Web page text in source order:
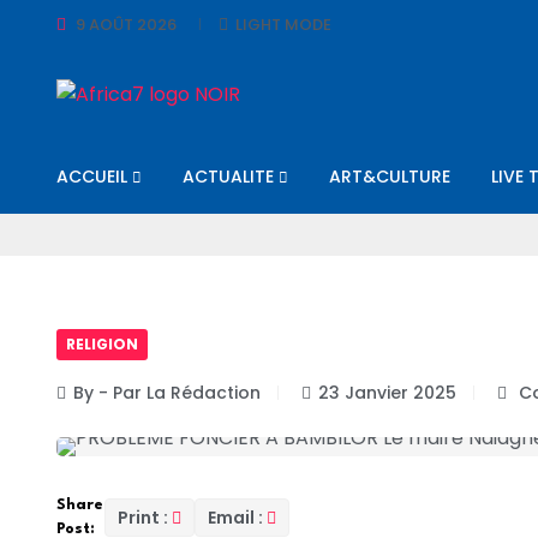
9 AOÛT 2026 LIGHT MODE
ACCUEIL ACTUALITE ART&CULTURE LIVE
RELIGION
By - Par La Rédaction 23 Janvier 2025
Share
Post:
Print : Email :